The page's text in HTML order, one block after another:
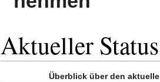
Aktueller Status
Überblick über den